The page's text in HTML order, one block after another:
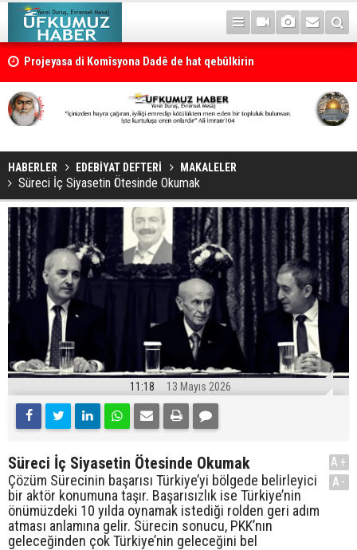
Projeyasa di Komîsyona Dadê de hat qebûlkirin
HABERLER EDEBİYAT DEFTERİ MAKALELER
Süreci İç Siyasetin Ötesinde Okumak
11:18 13 Mayıs 2026
Süreci İç Siyasetin Ötesinde Okumak
Çözüm Sürecinin başarısı Türkiye’yi bölgede belirleyici
bir aktör konumuna taşır. Başarısızlık ise Türkiye’nin
önümüzdeki 10 yılda oynamak istediği rolden geri adım
atması anlamına gelir. Sürecin sonucu, PKK’nın
geleceğinden çok Türkiye’nin geleceğini bel
A+
A-